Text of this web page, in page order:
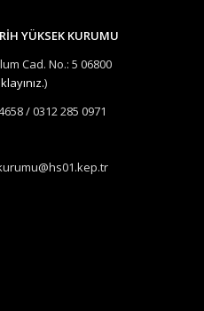
YÜKSEK KURUMU
Cad. No.: 5 06800
)
/ 0312 285 0971